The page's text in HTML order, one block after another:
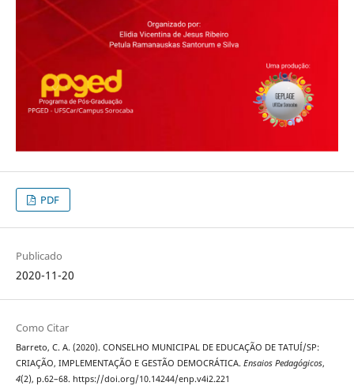
PDF
Publicado
2020-11-20
Como Citar
Barreto, C. A. (2020). CONSELHO MUNICIPAL DE EDUCAÇÃO DE TATUÍ/SP:
CRIAÇÃO, IMPLEMENTAÇÃO E GESTÃO DEMOCRÁTICA. Ensaios Pedagógicos,
4(2), p.62–68. https://doi.org/10.14244/enp.v4i2.221